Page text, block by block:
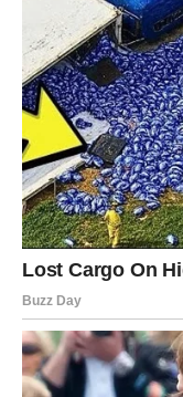
Nedostatak
Pogreška:
neurednost i
Savjet:Postavite
Djeca bolje
Pohvalite ih kada
Dvosmislene
Pogreška: